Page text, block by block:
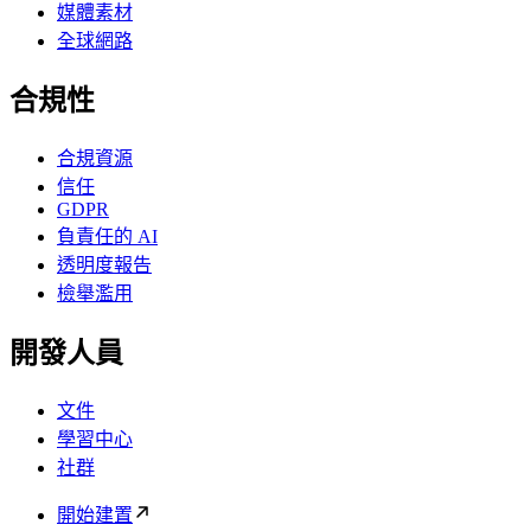
媒體素材
全球網路
合規性
合規資源
信任
GDPR
負責任的 AI
透明度報告
檢舉濫用
開發人員
文件
學習中心
社群
開始建置